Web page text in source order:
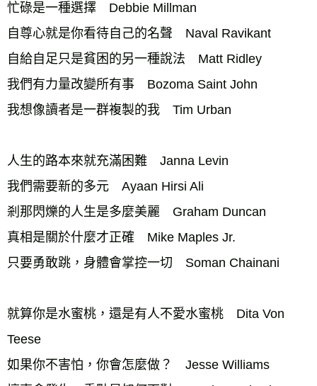
忙碌是一種選擇　Debbie Millman
自尊心就是你看待自己的名聲　Naval Ravikant
自給自足只是貧困的另一種說法　Matt Ridley
我們有力量改變所有事　Bozoma Saint John
我想像讀者是一群複製的我　Tim Urban
人生的路本來就充滿困難　Janna Levin
我們需要新的多元　Ayaan Hirsi Ali
剎那閃爍的人生是多麼美麗　Graham Duncan
真相是關於什麼才正確　Mike Maples Jr.
只要勇敢跳，身體會掌控一切　Soman Chainani
就算你是水蜜桃，還是有人不愛水蜜桃　Dita Von
Teese
如果你不害怕，你會怎麼做？　Jesse Williams